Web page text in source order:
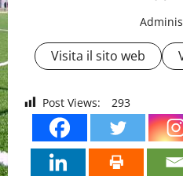
Visita il sito web
Post Views: 293